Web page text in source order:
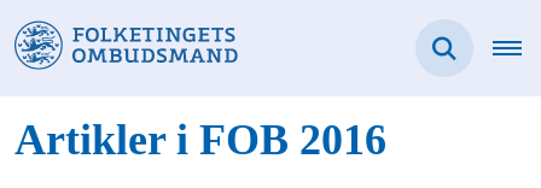
Artikler i FOB 2016